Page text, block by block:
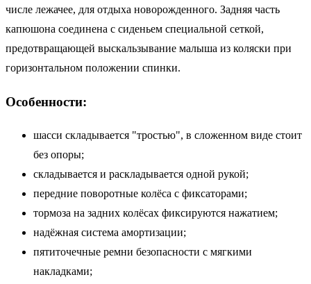
числе лежачее, для отдыха новорожденного. Задняя часть
капюшона соединена с сиденьем специальной сеткой,
предотвращающей выскальзывание малыша из коляски при
горизонтальном положении спинки.
Особенности:
шасси складывается "тростью", в сложенном виде стоит
без опоры;
складывается и раскладывается одной рукой;
передние поворотные колёса с фиксаторами;
тормоза на задних колёсах фиксируются нажатием;
надёжная система амортизации;
пятиточечные ремни безопасности с мягкими
накладками;